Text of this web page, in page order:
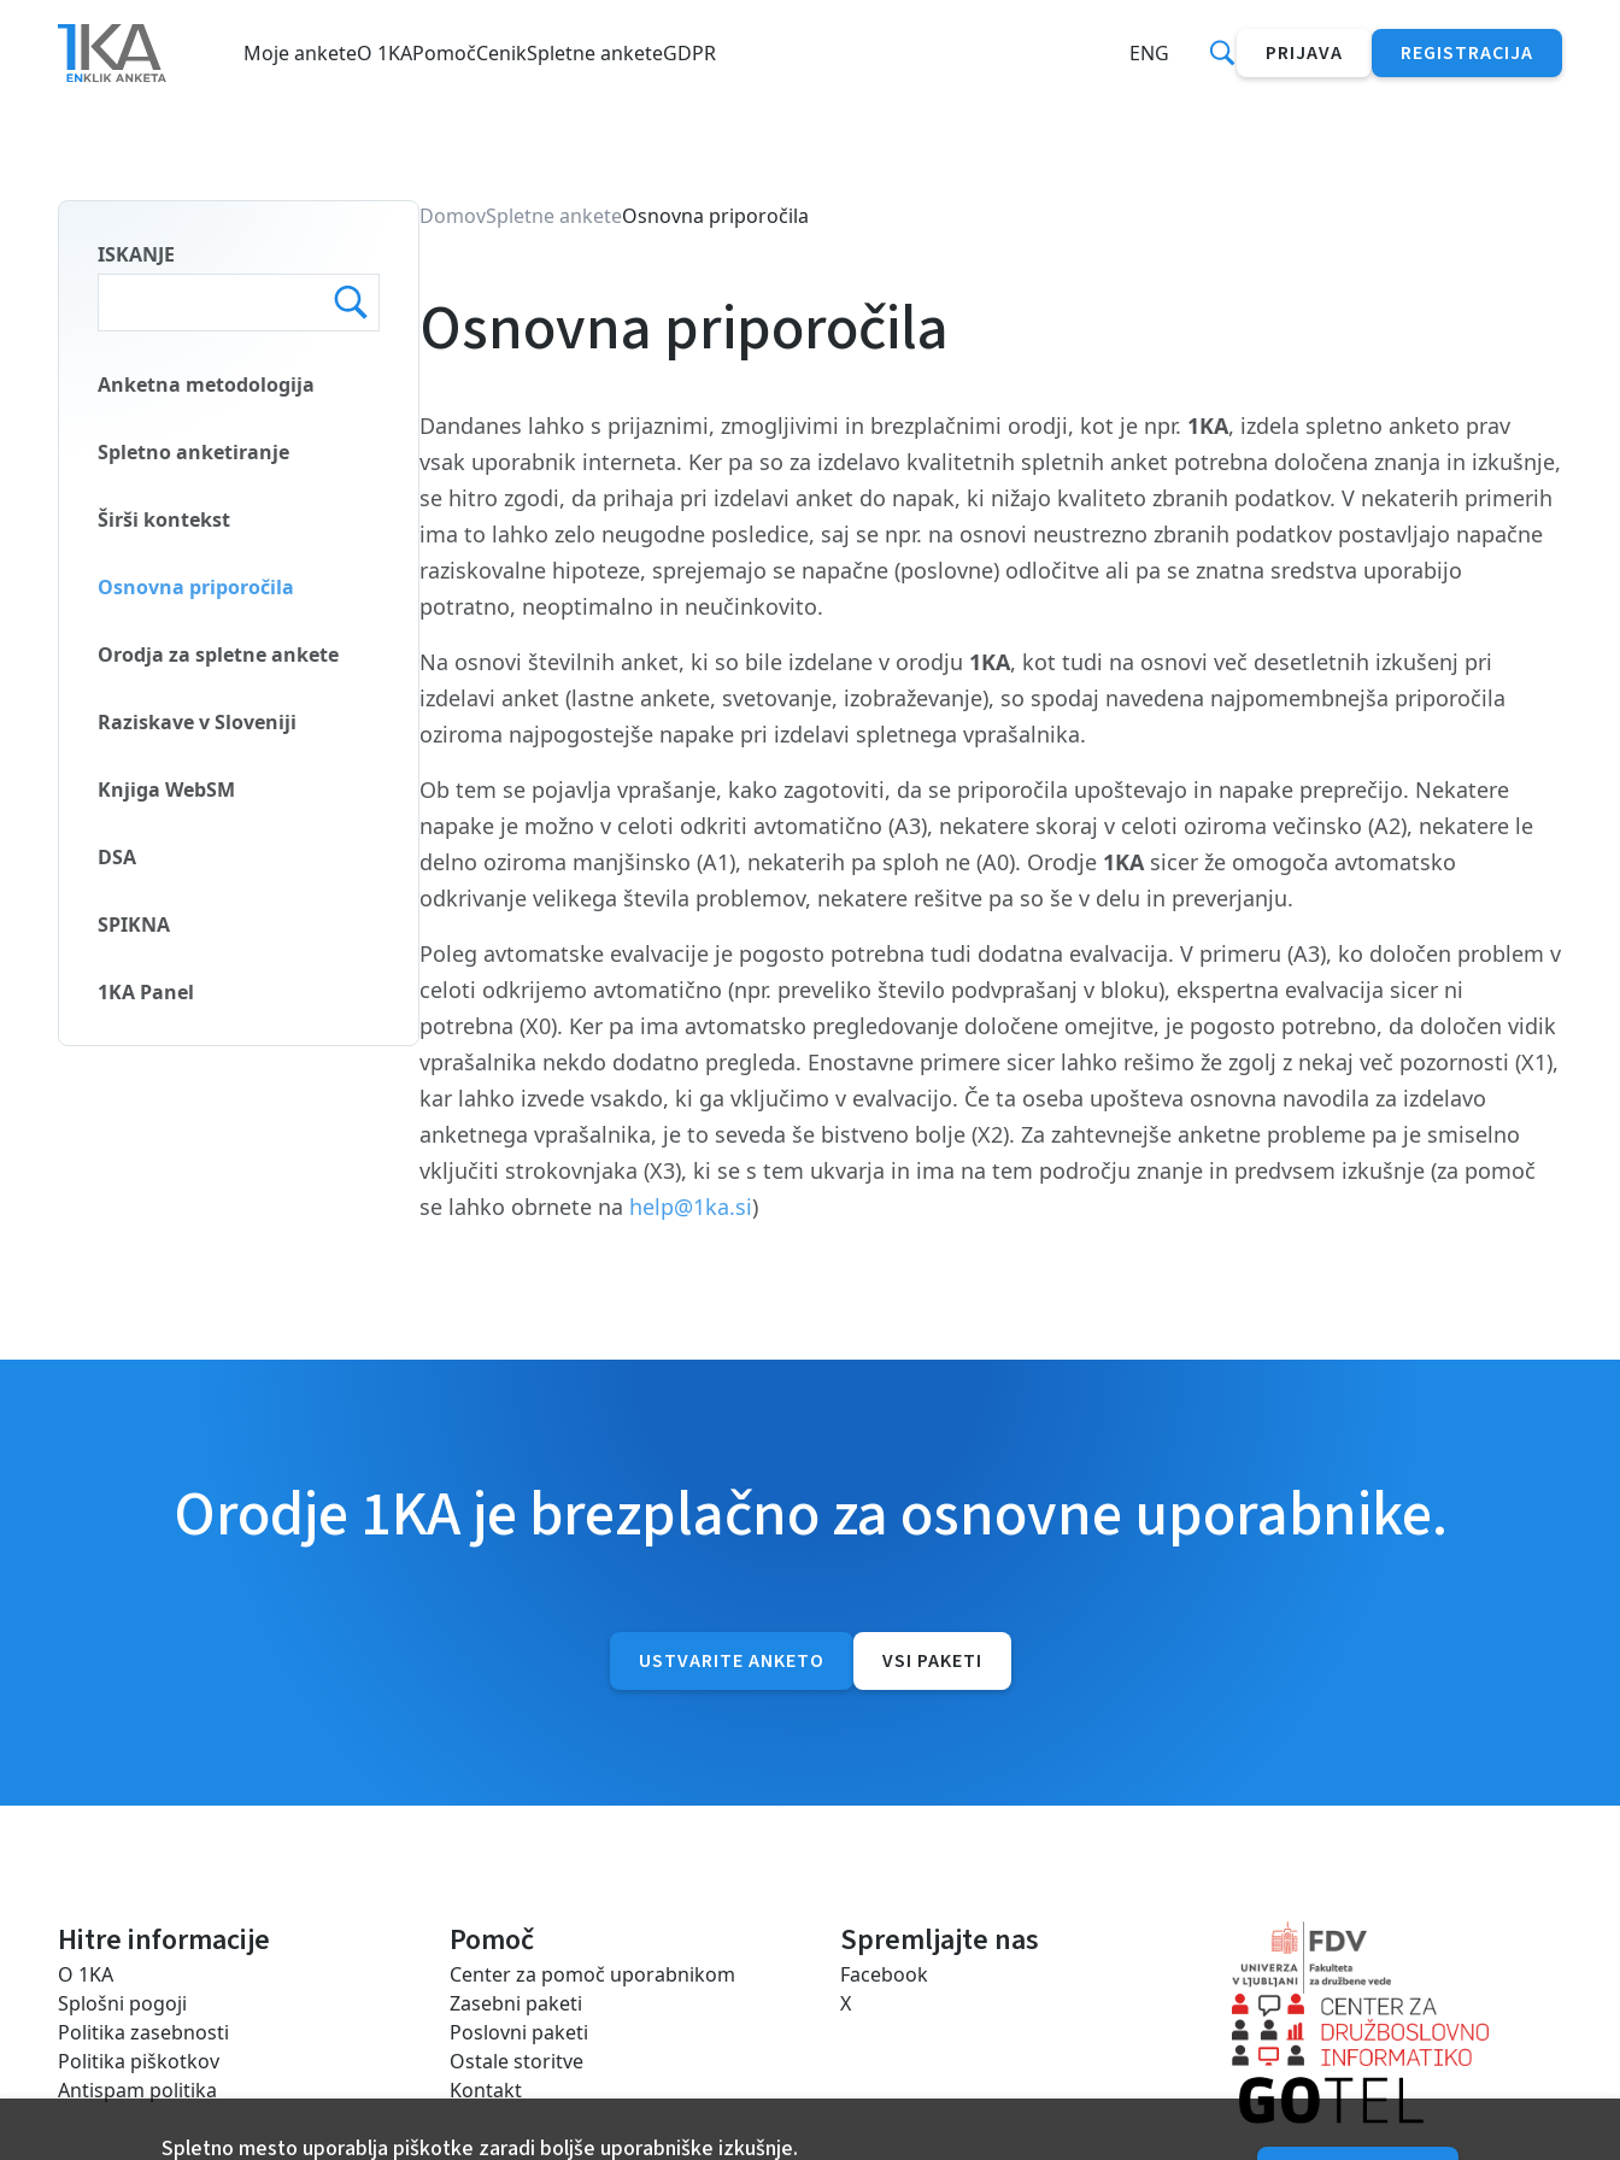
Moje anketeO 1KAPomočCenikSpletne anketeGDPR ENG PRIJAVA REGISTRACIJA
ISKANJE
Menu
SLO
Anketna metodologija
Spletno anketiranje
Širši kontekst
Osnovna priporočila
Orodja za spletne ankete
Raziskave v Sloveniji
Knjiga WebSM
DSA
SPIKNA
1KA Panel
DomovSpletne anketeOsnovna priporočila
Osnovna priporočila
Dandanes lahko s prijaznimi, zmogljivimi in brezplačnimi orodji, kot je npr. 1KA, izdela spletno anketo prav
vsak uporabnik interneta. Ker pa so za izdelavo kvalitetnih spletnih anket potrebna določena znanja in izkušnje,
se hitro zgodi, da prihaja pri izdelavi anket do napak, ki nižajo kvaliteto zbranih podatkov. V nekaterih primerih
ima to lahko zelo neugodne posledice, saj se npr. na osnovi neustrezno zbranih podatkov postavljajo napačne
raziskovalne hipoteze, sprejemajo se napačne (poslovne) odločitve ali pa se znatna sredstva uporabijo
potratno, neoptimalno in neučinkovito.
Na osnovi številnih anket, ki so bile izdelane v orodju 1KA, kot tudi na osnovi več desetletnih izkušenj pri
izdelavi anket (lastne ankete, svetovanje, izobraževanje), so spodaj navedena najpomembnejša priporočila
oziroma najpogostejše napake pri izdelavi spletnega vprašalnika.
Ob tem se pojavlja vprašanje, kako zagotoviti, da se priporočila upoštevajo in napake preprečijo. Nekatere
napake je možno v celoti odkriti avtomatično (A3), nekatere skoraj v celoti oziroma večinsko (A2), nekatere le
delno oziroma manjšinsko (A1), nekaterih pa sploh ne (A0). Orodje 1KAsicer že omogoča avtomatsko
odkrivanje velikega števila problemov, nekatere rešitve pa so še v delu in preverjanju.
Poleg avtomatske evalvacije je pogosto potrebna tudi dodatna evalvacija. V primeru (A3), ko določen problem v
celoti odkrijemo avtomatično (npr. preveliko število podvprašanj v bloku), ekspertna evalvacija sicer ni
potrebna (X0). Ker pa ima avtomatsko pregledovanje določene omejitve, je pogosto potrebno, da določen vidik
vprašalnika nekdo dodatno pregleda. Enostavne primere sicer lahko rešimo že zgolj z nekaj več pozornosti (X1),
kar lahko izvede vsakdo, ki ga vključimo v evalvacijo. Če ta oseba upošteva osnovna navodila za izdelavo
anketnega vprašalnika, je to seveda še bistveno bolje (X2). Za zahtevnejše anketne probleme pa je smiselno
vključiti strokovnjaka (X3), ki se s tem ukvarja in ima na tem področju znanje in predvsem izkušnje (za pomoč
se lahko obrnete na help@1ka.si)
Orodje 1KA je brezplačno za osnovne uporabnike.
USTVARITE ANKETO VSI PAKETI
Hitre informacije
O 1KA
Splošni pogoji
Politika zasebnosti
Politika piškotkov
Antispam politika
Pomoč
Center za pomoč uporabnikom
Zasebni paketi
Poslovni paketi
Ostale storitve
Kontakt
Spremljajte nas
Facebook
X
Spletno mesto uporablja piškotke zaradi boljše uporabniške izkušnje.